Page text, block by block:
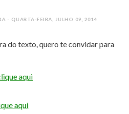
- QUARTA-FEIRA, JULHO 09, 2014
do texto, quero te convidar para
aqui
aqui